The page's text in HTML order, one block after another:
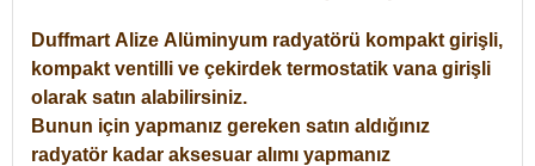
Duffmart Alize Alüminyum radyatörü kompakt girişli,
kompakt ventilli ve çekirdek termostatik vana girişli
olarak satın alabilirsiniz.
Bunun için yapmanız gereken satın aldığınız
radyatör kadar aksesuar alımı yapmanız